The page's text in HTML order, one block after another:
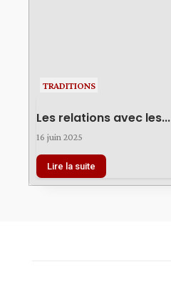
TRADITIONS
Les relations avec les...
16 juin 2025
Lire la suite